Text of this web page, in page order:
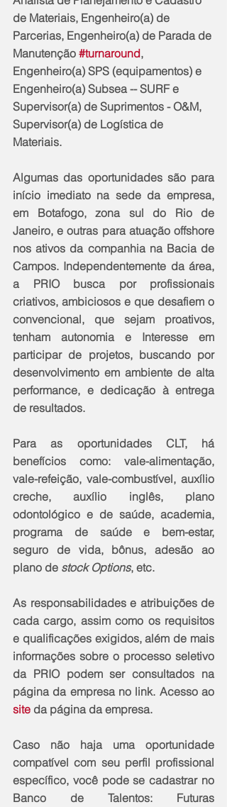
de Materiais, Engenheiro(a) de
Parcerias, Engenheiro(a) de Parada de
Manutenção #turnaround,
Engenheiro(a) SPS (equipamentos) e
Engenheiro(a) Subsea -- SURF e
Supervisor(a) de Suprimentos - O&M,
Supervisor(a) de Logística de
Materiais.
Algumas das oportunidades são para
início imediato na sede da empresa,
em Botafogo, zona sul do Rio de
Janeiro, e outras para atuação offshore
nos ativos da companhia na Bacia de
Campos. Independentemente da área,
a PRIO busca por profissionais
criativos, ambiciosos e que desafiem o
convencional, que sejam proativos,
tenham autonomia e Interesse em
participar de projetos, buscando por
desenvolvimento em ambiente de alta
performance, e dedicação à entrega
de resultados.
Para as oportunidades CLT, há
benefícios como: vale-alimentação,
vale-refeição, vale-combustível, auxílio
creche, auxílio inglês, plano
odontológico e de saúde, academia,
programa de saúde e bem-estar,
seguro de vida, bônus, adesão ao
plano de stock Options, etc.
As responsabilidades e atribuições de
cada cargo, assim como os requisitos
e qualificações exigidos, além de mais
informações sobre o processo seletivo
da PRIO podem ser consultados na
página da empresa no link. Acesso ao
site da página da empresa.
Caso não haja uma oportunidade
compatível com seu perfil profissional
específico, você pode se cadastrar no
Banco de Talentos: Futuras